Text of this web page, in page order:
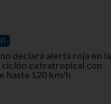
declara alerta roja en la
ciclón extratropical con
hasta 120 km/h